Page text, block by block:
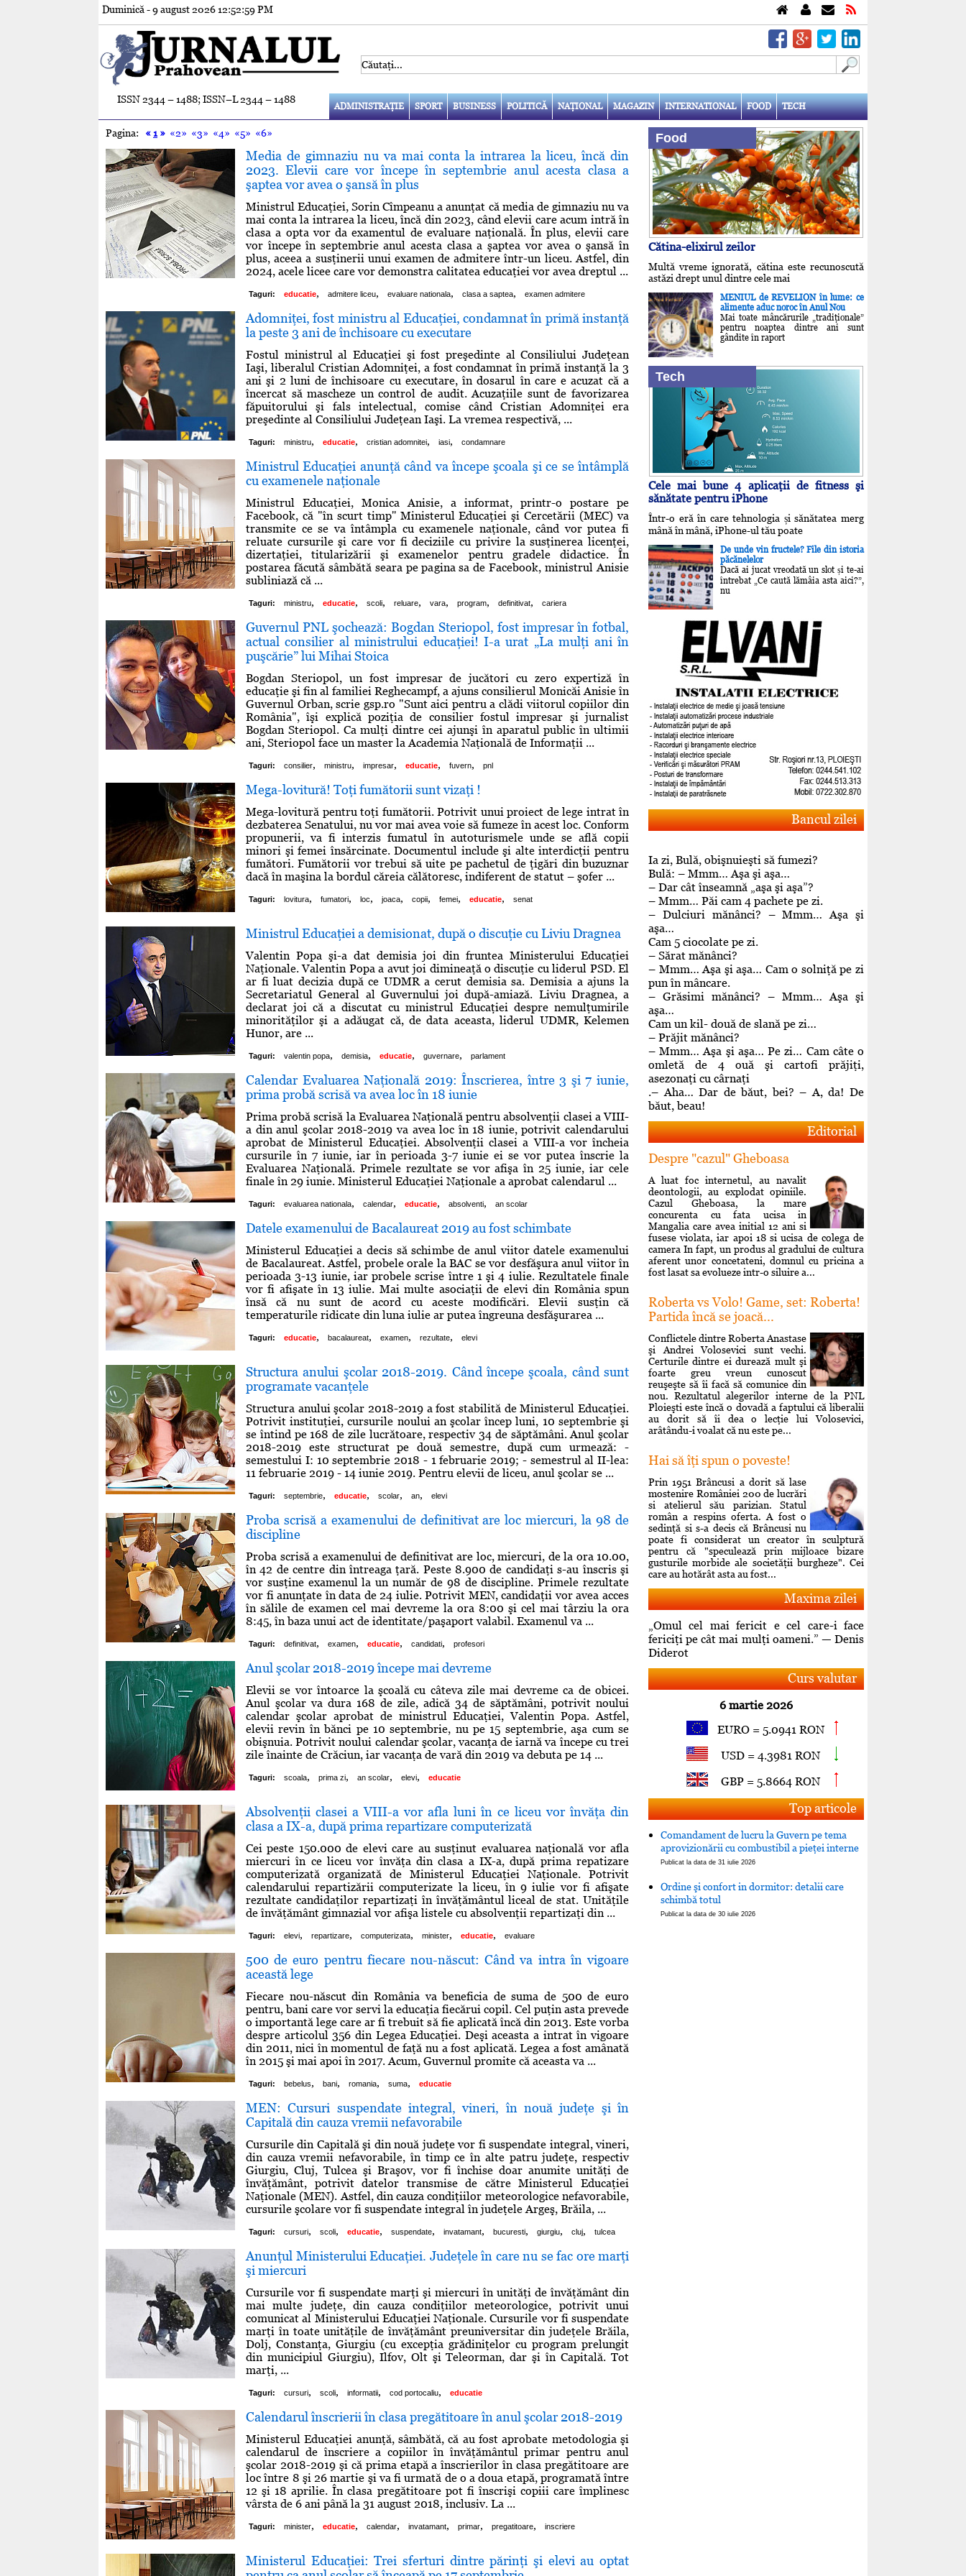
Duminică - 9 august 202612:53:00 PM
ISSN 2344 – 1488; ISSN–L 2344 – 1488
ADMINISTRAŢIE SPORT BUSINESS POLITICĂ NAŢIONAL MAGAZIN INTERNATIONAL FOOD TECH
Pagina: «1 » «2» «3» «4» «5» «6»
Media de gimnaziu nu va mai conta la intrarea la liceu, încă din
2023. Elevii care vor începe în septembrie anul acesta clasa a
şaptea vor avea o şansă în plus
Ministrul Educaţiei, Sorin Cîmpeanu a anunţat că media de gimnaziu nu va
mai conta la intrarea la liceu, încă din 2023, când elevii care acum intră în
clasa a opta vor da examentul de evaluare naţională. În plus, elevii care
vor începe în septembrie anul acesta clasa a şaptea vor avea o şansă în
plus, aceea a susţinerii unui examen de admitere într-un liceu. Astfel, din
2024, acele licee care vor demonstra calitatea educaţiei vor avea dreptul ...
Taguri: educatie, admitere liceu, evaluare nationala, clasa a saptea, examen admitere
Adomniţei, fost ministru al Educaţiei, condamnat în primă instanţă
la peste 3 ani de închisoare cu executare
Fostul ministrul al Educaţiei şi fost preşedinte al Consiliului Judeţean
Iaşi, liberalul Cristian Adomniţei, a fost condamnat în primă instanţă la 3
ani şi 2 luni de închisoare cu executare, în dosarul în care e acuzat că a
încercat să mascheze un control de audit. Acuzaţiile sunt de favorizarea
făpuitorului şi fals intelectual, comise când Cristian Adomniţei era
preşedinte al Consiliului Judeţean Iaşi. La vremea respectivă, ...
Taguri: ministru, educatie, cristian adomnitei, iasi, condamnare
Ministrul Educaţiei anunţă când va începe şcoala şi ce se întâmplă
cu examenele naţionale
Ministrul Educaţiei, Monica Anisie, a informat, printr-o postare pe
Facebook, că "în scurt timp'' Ministerul Educaţiei şi Cercetării (MEC) va
transmite ce se va întâmpla cu examenele naţionale, când vor putea fi
reluate cursurile şi care vor fi deciziile cu privire la susţinerea licenţei,
dizertaţiei, titularizării şi examenelor pentru gradele didactice. În
postarea făcută sâmbătă seara pe pagina sa de Facebook, ministrul Anisie
subliniază că ...
Taguri: ministru, educatie, scoli, reluare, vara, program, definitivat, cariera
Guvernul PNL şochează: Bogdan Steriopol, fost impresar în fotbal,
actual consilier al ministrului educaţiei! I-a urat „La mulţi ani în
puşcărie” lui Mihai Stoica
Bogdan Steriopol, un fost impresar de jucători cu zero expertiză în
educaţie şi fin al familiei Reghecampf, a ajuns consilierul Monicăi Anisie în
Guvernul Orban, scrie gsp.ro "Sunt aici pentru a clădi viitorul copiilor din
România", îşi explică poziţia de consilier fostul impresar şi jurnalist
Bogdan Steriopol. Ca mulţi dintre cei ajunşi în aparatul public în ultimii
ani, Steriopol face un master la Academia Naţională de Informaţii ...
Taguri: consilier, ministru, impresar, educatie, fuvern, pnl
Mega-lovitură! Toţi fumătorii sunt vizaţi !
Mega-lovitură pentru toţi fumătorii. Potrivit unui proiect de lege intrat în
dezbaterea Senatului, nu vor mai avea voie să fumeze în acest loc. Conform
propunerii, va fi interzis fumatul în autoturismele unde se află copii
minori şi femei însărcinate. Documentul include şi alte interdicţii pentru
fumători. Fumătorii vor trebui să uite pe pachetul de ţigări din buzuznar
dacă în maşina la bordul căreia călătoresc, indiferent de statut – şofer ...
Taguri: lovitura, fumatori, loc, joaca, copii, femei, educatie, senat
Ministrul Educaţiei a demisionat, după o discuţie cu Liviu Dragnea
Valentin Popa şi-a dat demisia joi din fruntea Ministerului Educaţiei
Naţionale. Valentin Popa a avut joi dimineaţă o discuţie cu liderul PSD. El
ar fi luat decizia după ce UDMR a cerut demisia sa. Demisia a ajuns la
Secretariatul General al Guvernului joi după-amiază. Liviu Dragnea, a
declarat joi că a discutat cu ministrul Educaţiei despre nemulţumirile
minorităţilor şi a adăugat că, de data aceasta, liderul UDMR, Kelemen
Hunor, are ...
Taguri: valentin popa, demisia, educatie, guvernare, parlament
Calendar Evaluarea Naţională 2019: Înscrierea, între 3 şi 7 iunie,
prima probă scrisă va avea loc în 18 iunie
Prima probă scrisă la Evaluarea Naţională pentru absolvenţii clasei a VIII-
a din anul şcolar 2018-2019 va avea loc în 18 iunie, potrivit calendarului
aprobat de Ministerul Educaţiei. Absolvenţii clasei a VIII-a vor încheia
cursurile în 7 iunie, iar în perioada 3-7 iunie ei se vor putea înscrie la
Evaluarea Naţională. Primele rezultate se vor afişa în 25 iunie, iar cele
finale în 29 iunie. Ministerul Educaţiei Naţionale a aprobat calendarul ...
Taguri: evaluarea nationala, calendar, educatie, absolventi, an scolar
Datele examenului de Bacalaureat 2019 au fost schimbate
Ministerul Educaţiei a decis să schimbe de anul viitor datele examenului
de Bacalaureat. Astfel, probele orale la BAC se vor desfăşura anul viitor în
perioada 3-13 iunie, iar probele scrise între 1 şi 4 iulie. Rezultatele finale
vor fi afişate în 13 iulie. Mai multe asociaţii de elevi din România spun
însă că nu sunt de acord cu aceste modificări. Elevii susţin că
temperaturile ridicate din luna iulie ar putea îngreuna desfăşurarea ...
Taguri: educatie, bacalaureat, examen, rezultate, elevi
Structura anului şcolar 2018-2019. Când începe şcoala, când sunt
programate vacanţele
Structura anului şcolar 2018-2019 a fost stabilită de Ministerul Educaţiei.
Potrivit instituţiei, cursurile noului an şcolar încep luni, 10 septembrie şi
se întind pe 168 de zile lucrătoare, respectiv 34 de săptămâni. Anul şcolar
2018-2019 este structurat pe două semestre, după cum urmează: -
semestului I: 10 septembrie 2018 - 1 februarie 2019; - semestrul al II-lea:
11 februarie 2019 - 14 iunie 2019. Pentru elevii de liceu, anul şcolar se ...
Taguri: septembrie, educatie, scolar, an, elevi
Proba scrisă a examenului de definitivat are loc miercuri, la 98 de
discipline
Proba scrisă a examenului de definitivat are loc, miercuri, de la ora 10.00,
în 42 de centre din întreaga ţară. Peste 8.900 de candidaţi s-au înscris şi
vor susţine examenul la un număr de 98 de discipline. Primele rezultate
vor fi anunţate în data de 24 iulie. Potrivit MEN, candidaţii vor avea acces
în sălile de examen cel mai devreme la ora 8:00 şi cel mai târziu la ora
8:45, în baza unui act de identitate/paşaport valabil. Examenul va ...
Taguri: definitivat, examen, educatie, candidati, profesori
Anul şcolar 2018-2019 începe mai devreme
Elevii se vor întoarce la şcoală cu câteva zile mai devreme ca de obicei.
Anul şcolar va dura 168 de zile, adică 34 de săptămâni, potrivit noului
calendar şcolar aprobat de ministrul Educaţiei, Valentin Popa. Astfel,
elevii revin în bănci pe 10 septembrie, nu pe 15 septembrie, aşa cum se
obişnuia. Potrivit noului calendar şcolar, vacanţa de iarnă va începe cu trei
zile înainte de Crăciun, iar vacanţa de vară din 2019 va debuta pe 14 ...
Taguri: scoala, prima zi, an scolar, elevi, educatie
Absolvenţii clasei a VIII-a vor afla luni în ce liceu vor învăţa din
clasa a IX-a, după prima repartizare computerizată
Cei peste 150.000 de elevi care au susţinut evaluarea naţională vor afla
miercuri în ce liceu vor învăţa din clasa a IX-a, după prima repatizare
computerizată organizată de Ministerul Educaţiei Naţionale. Potrivit
calendarului repartizării computerizate la liceu, în 9 iulie vor fi afişate
rezultate candidaţilor repartizaţi în învăţământul liceal de stat. Unităţile
de învăţământ gimnazial vor afişa listele cu absolvenţii repartizaţi din ...
Taguri: elevi, repartizare, computerizata, minister, educatie, evaluare
500 de euro pentru fiecare nou-născut: Când va intra în vigoare
această lege
Fiecare nou-născut din România va beneficia de suma de 500 de euro
pentru, bani care vor servi la educaţia fiecărui copil. Cel puţin asta prevede
o importantă lege care ar fi trebuit să fie aplicată încă din 2013. Este vorba
despre articolul 356 din Legea Educaţiei. Deşi aceasta a intrat în vigoare
din 2011, nici în momentul de faţă nu a fost aplicată. Legea a fost amânată
în 2015 şi mai apoi în 2017. Acum, Guvernul promite că aceasta va ...
Taguri: bebelus, bani, romania, suma, educatie
MEN: Cursuri suspendate integral, vineri, în nouă judeţe şi în
Capitală din cauza vremii nefavorabile
Cursurile din Capitală şi din nouă judeţe vor fi suspendate integral, vineri,
din cauza vremii nefavorabile, în timp ce în alte patru judeţe, respectiv
Giurgiu, Cluj, Tulcea şi Braşov, vor fi închise doar anumite unităţi de
învăţământ, potrivit datelor transmise de către Ministerul Educaţiei
Naţionale (MEN). Astfel, din cauza condiţiilor meteorologice nefavorabile,
cursurile şcolare vor fi suspendate integral în judeţele Argeş, Brăila, ...
Taguri: cursuri, scoli, educatie, suspendate, invatamant, bucuresti, giurgiu, cluj, tulcea
Anunţul Ministerului Educaţiei. Judeţele în care nu se fac ore marţi
şi miercuri
Cursurile vor fi suspendate marţi şi miercuri în unităţi de învăţământ din
mai multe judeţe, din cauza condiţiilor meteorologice, potrivit unui
comunicat al Ministerului Educaţiei Naţionale. Cursurile vor fi suspendate
marţi în toate unităţile de învăţământ preuniversitar din judeţele Brăila,
Dolj, Constanţa, Giurgiu (cu excepţia grădiniţelor cu program prelungit
din municipiul Giurgiu), Ilfov, Olt şi Teleorman, dar şi în Capitală. Tot
marţi, ...
Taguri: cursuri, scoli, informatii, cod portocaliu, educatie
Calendarul înscrierii în clasa pregătitoare în anul şcolar 2018-2019
Ministerul Educaţiei anunţă, sâmbătă, că au fost aprobate metodologia şi
calendarul de înscriere a copiilor în învăţământul primar pentru anul
şcolar 2018-2019 şi că prima etapă a înscrierilor în clasa pregătitoare are
loc între 8 şi 26 martie şi va fi urmată de o a doua etapă, programată între
12 şi 18 aprilie. În clasa pregătitoare pot fi înscrişi copiii care împlinesc
vârsta de 6 ani până la 31 august 2018, inclusiv. La ...
Taguri: minister, educatie, calendar, invatamant, primar, pregatitoare, inscriere
Ministerul Educaţiei: Trei sferturi dintre părinţi şi elevi au optat
Food
Cătina-elixirul zeilor
Multă vreme ignorată, cătina este recunoscută
astăzi drept unul dintre cele mai
MENIUL de REVELION în lume: ce
alimente aduc noroc în Anul Nou
Mai toate mâncărurile „tradiţionale”
pentru noaptea dintre ani sunt
gândite în raport
Tech
Cele mai bune 4 aplicaţii de fitness şi
sănătate pentru iPhone
Într-o eră în care tehnologia și sănătatea merg
mână în mână, iPhone-ul tău poate
De unde vin fructele? File din istoria
păcănelelor
Dacă ai jucat vreodată un slot și te-ai
întrebat „Ce caută lămâia asta aici?”,
nu
Bancul zilei
Ia zi, Bulă, obişnuieşti să fumezi?
Bulă: – Mmm… Aşa şi aşa…
– Dar cât înseamnă „aşa şi aşa”?
– Mmm… Păi cam 4 pachete pe zi.
– Dulciuri mănânci? – Mmm… Aşa şi
aşa…
Cam 5 ciocolate pe zi.
– Sărat mănânci?
– Mmm… Aşa şi aşa… Cam o solniţă pe zi
pun în mâncare.
– Grăsimi mănânci? – Mmm… Aşa şi
aşa…
Cam un kil- două de slană pe zi…
– Prăjit mănânci?
– Mmm… Aşa şi aşa… Pe zi… Cam câte o
omletă de 4 ouă şi cartofi prăjiţi,
asezonaţi cu cârnaţi
.– Aha… Dar de băut, bei? – A, da! De
băut, beau!
Editorial
Despre "cazul" Gheboasa
A luat foc internetul, au navalit
deontologii, au explodat opiniile.
Cazul Gheboasa, la mare
concurenta cu fata ucisa in
Mangalia care avea initial 12 ani si
fusese violata, iar apoi 18 si ucisa de colega de
camera In fapt, un produs al gradului de cultura
aferent unor concetateni, domnul cu pricina a
fost lasat sa evolueze intr-o siluire a...
Roberta vs Volo! Game, set: Roberta!
Partida încă se joacă...
Conflictele dintre Roberta Anastase
şi Andrei Volosevici sunt vechi.
Certurile dintre ei durează mult şi
foarte greu vreun cunoscut
reuşeşte să îi facă să comunice din
nou. Rezultatul alegerilor interne de la PNL
Ploieşti este încă o dovadă a faptului că liberalii
au dorit să îi dea o lecţie lui Volosevici,
arâtându-i voalat că nu este pe...
Hai să îţi spun o poveste!
Prin 1951 Brâncusi a dorit să lase
mostenire României 200 de lucrări
si atelierul său parizian. Statul
român a respins oferta. A fost o
sedinţă si s-a decis că Brâncusi nu
poate fi considerat un creator în sculptură
pentru că "speculează prin mijloace bizare
gusturile morbide ale societăţii burgheze". Cei
care au hotărât asta au fost...
Maxima zilei
„Omul cel mai fericit e cel care-i face
fericiţi pe cât mai mulţi oameni.” — Denis
Diderot
Curs valutar
6 martie 2026
EURO = 5.0941 RON
USD = 4.3981 RON
GBP = 5.8664 RON
Top articole
Comandament de lucru la Guvern pe tema
aprovizionării cu combustibil a pieţei interne
Publicat la data de 31 iulie 2026
Ordine şi confort in dormitor: detalii care
schimbă totul
Publicat la data de 30 iulie 2026